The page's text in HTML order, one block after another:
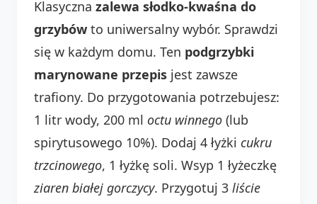
Klasyczna zalewa słodko-kwaśna do
grzybów to uniwersalny wybór. Sprawdzi
się w każdym domu. Ten podgrzybki
marynowane przepis jest zawsze
trafiony. Do przygotowania potrzebujesz:
1 litr wody, 200 ml octu winnego (lub
spirytusowego 10%). Dodaj 4 łyżki cukru
trzcinowego, 1 łyżkę soli. Wsyp 1 łyżeczkę
ziaren białej gorczycy. Przygotuj 3 liście